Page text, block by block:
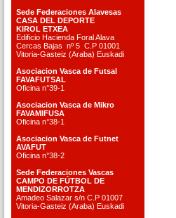
Sede Federaciones Alavesas
CASA DEL DEPORTE
KIROL ETXEA
Edificio Hacienda Foral Alava
Cercas Bajas nº 5 C.P 01001
Vitoria-Gasteiz (Araba) Euskadi
Asociacion Vasca de Futsal
FAVAFUTSAL
Oficina n°39-1
Asociacion Vasca de Mikro
FAVAMIFUSA
Oficina n°38-1
Asociacion Vasca de Futnet
AVAFUT
Oficina n°38-2
Sede Federaciones Vascas
CAMPO DE FÚTBOL DE
MENDIZORROTZA
Amadeo Salazar s/n C.P 01007
Vitoria-Gasteiz (Araba) Euskadi